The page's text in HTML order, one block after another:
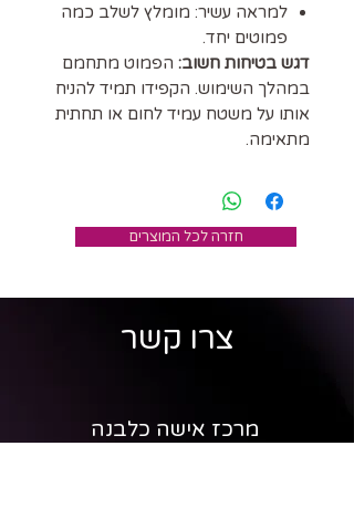
למראה עשיר: מומלץ לשלב כמה
פמוטים יחד.
דגש בטיחות חשוב: הפמוט מתחמם
במהלך השימוש. הקפידו תמיד להניח
אותו על משטח עמיד לחום או תחתית
מתאימה.
חזרה לכל המוצרים
צרו קשר
מרכז אישה כלבנה